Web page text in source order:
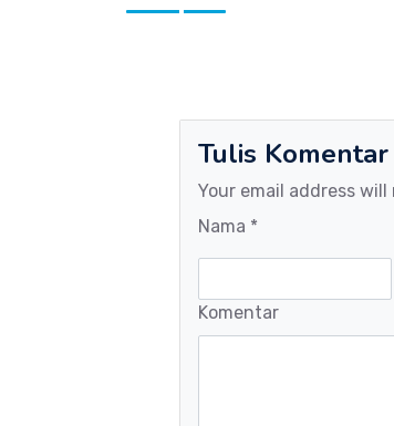
Tulis Komentar
Your email address
Nama *
Komentar